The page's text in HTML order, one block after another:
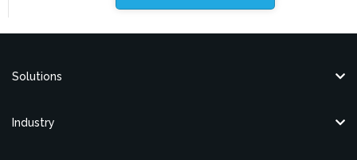
Solutions
Industry